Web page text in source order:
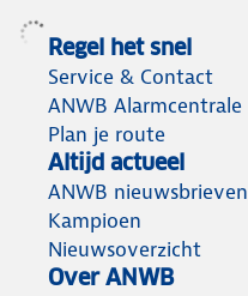
Regel het snel
Service & Contact
ANWB Alarmcentrale
Plan je route
Altijd actueel
ANWB nieuwsbrieven
Kampioen
Nieuwsoverzicht
Over ANWB